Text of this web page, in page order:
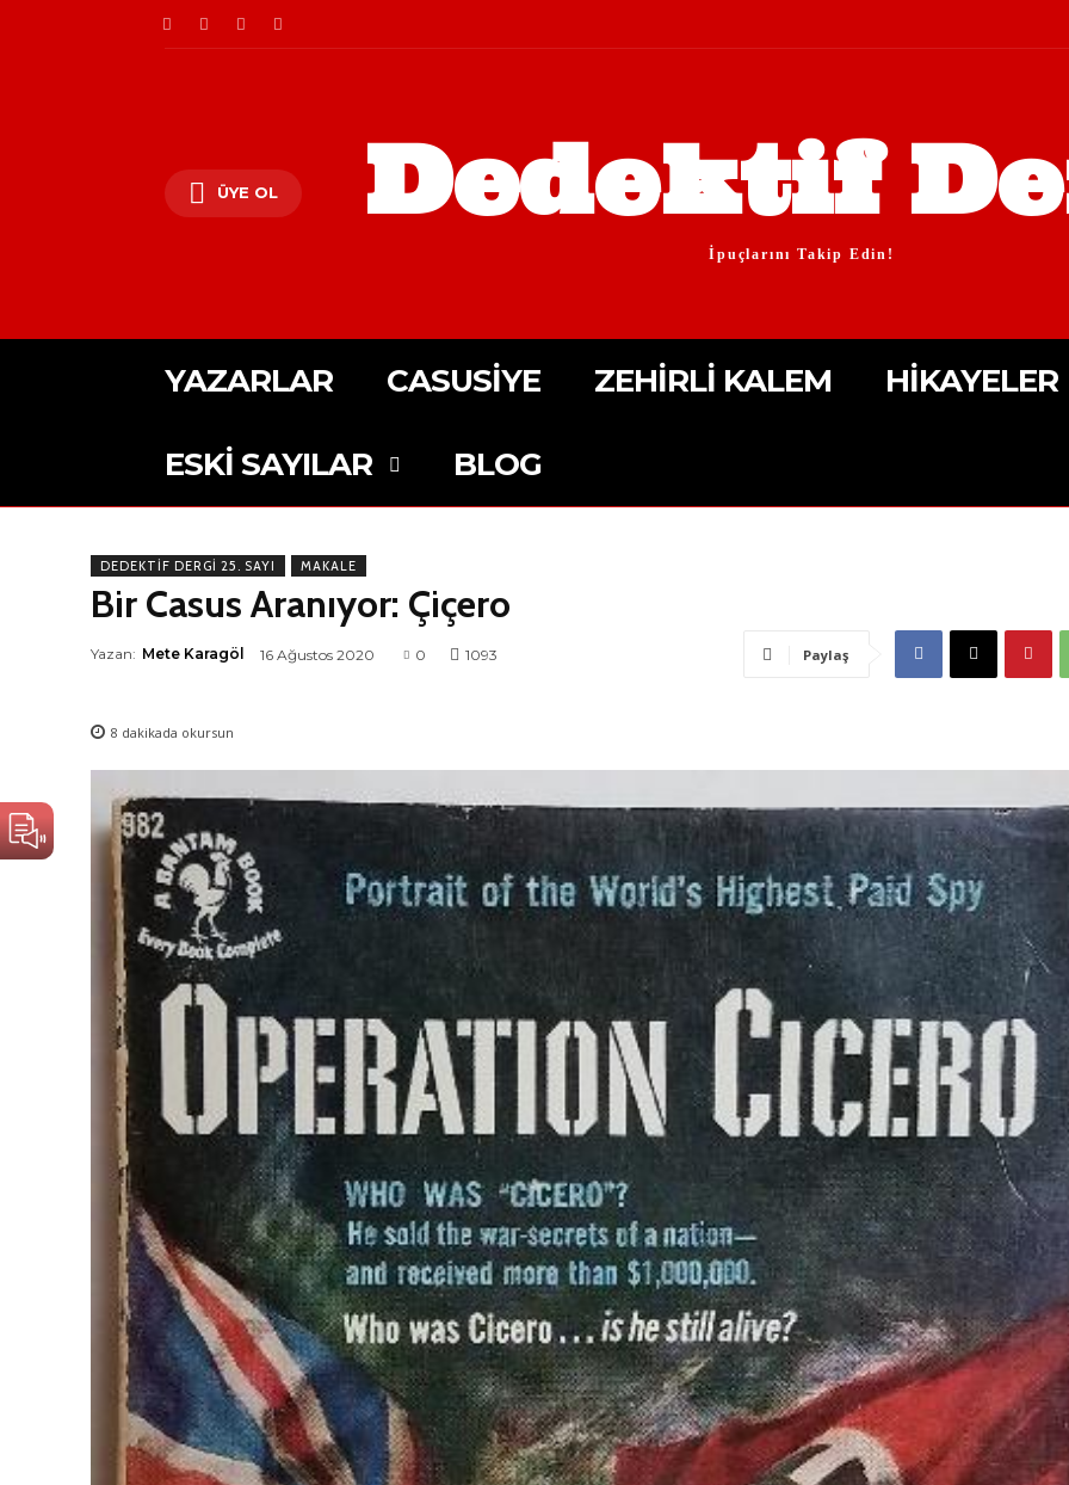
ÜYE OL Dedektif
İpuçlarını Takip Edin!
YAZARLAR CASUSIYE ZEHIRLI KALEM HIKAYELER
ESKI SAYILAR BLOG
DEDEKTIF DERGI 25. SAYI MAKALE
Bir Casus Aranıyor: Çiçero
Yazan: Mete Karagöl 16 Ağustos 2020 0 1093 Paylaş
8 dakikada okursun